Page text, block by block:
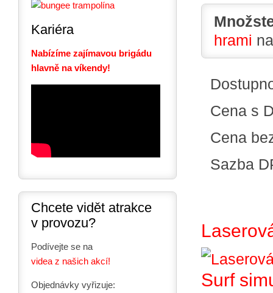
hrami
Cena s
Cena
Sazba
Surf
Kariéra
Nabízíme zajímavou brigádu
hlavně na víkendy!
Chcete vidět atrakce
v provozu?
Podívejte se na
videa z našich akcí!
Objednávky vyřizuje: